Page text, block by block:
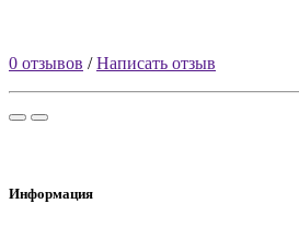
0 отзывов /Написать отзыв
Информация